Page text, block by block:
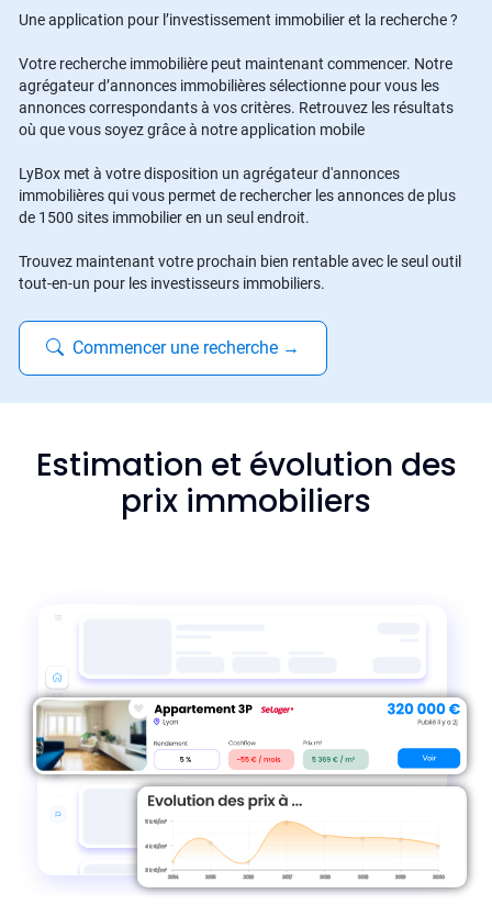
Une application pour l’investissement immobilier et la recherche ?
Votre recherche immobilière peut maintenant commencer. Notre
agrégateur d’annonces immobilières sélectionne pour vous les
annonces correspondants à vos critères. Retrouvez les résultats
où que vous soyez grâce à notre application mobile
LyBox met à votre disposition un agrégateur d'annonces
immobilières qui vous permet de rechercher les annonces de plus
de 1500 sites immobilier en un seul endroit.
Trouvez maintenant votre prochain bien rentable avec le seul outil
tout-en-un pour les investisseurs immobiliers.
Commencer une recherche →
Estimation et évolution des
prix immobiliers